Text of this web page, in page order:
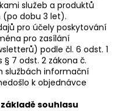
služeb a produktů
dobu 3 let).
pro účely poskytování
pro zasílání
podle čl. 6 odst. 1
§ 7 odst. 2 zákona č.
službách informační
k objednávce
souhlasu